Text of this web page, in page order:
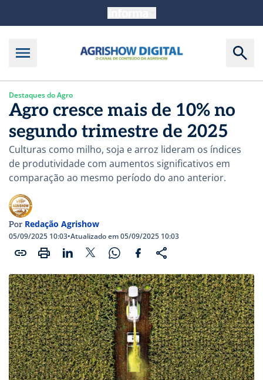
Destaques do Agro
Agro cresce mais de 10% no
segundo trimestre de 2025
Culturas como milho, soja e arroz lideram os índices
de produtividade com aumentos significativos em
comparação ao mesmo período do ano anterior.
Por Redação Agrishow
05/09/2025 10:03•Atualizado em 05/09/2025 10:03